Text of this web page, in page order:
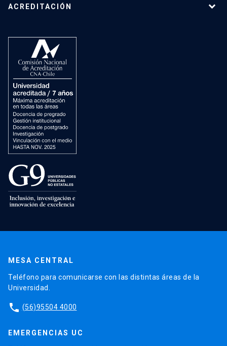
ACREDITACIÓN
MESA CENTRAL
Teléfono para comunicarse con las distintas áreas de la
Universidad.
phone (56)95504 4000
EMERGENCIAS UC